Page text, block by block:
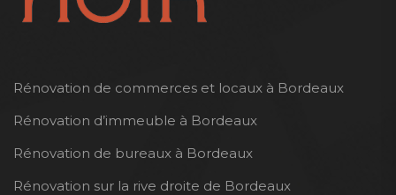
Rénovation de commerces et locaux à Bordeaux
Rénovation d’immeuble à Bordeaux
Rénovation de bureaux à Bordeaux
Rénovation sur la rive droite de Bordeaux